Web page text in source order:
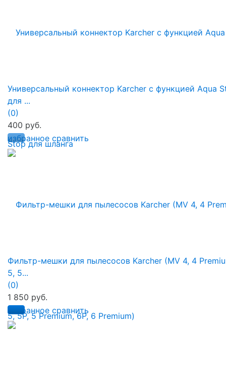
избранное сравнить
Универсальный коннектор Karcher с функцией Aqua
для ...
(0)
400 руб.
избранное сравнить
Фильтр-мешки для пылесосов Karcher (MV 4, 4
5, 5...
(0)
1 850 руб.